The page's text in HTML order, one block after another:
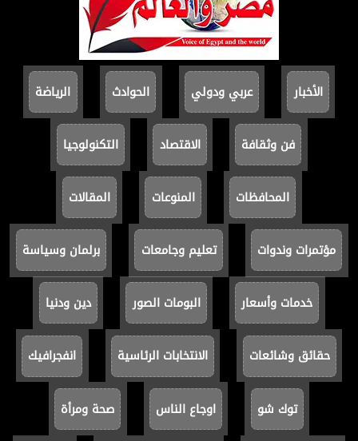
الأخبار عربي ودولي الحوادث الرياضة
فن وثقافة الاقتصاد التكنولوجيا
المحافظات المنوعات المقالات
مؤتمرات وندوات تعليم وجامعات برلمان وسياسة
خدمات وأسعار البومات الصور دين ودنيا
حقائق وشائعات الانتخابات الرئاسية انفجرافيك
توك شو اوجاع الناس صحة ومرأة